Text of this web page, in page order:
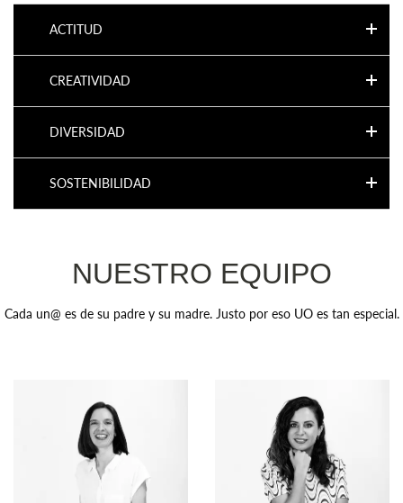
ACTITUD
CREATIVIDAD
DIVERSIDAD
SOSTENIBILIDAD
NUESTRO EQUIPO
Cada un@ es de su padre y su madre. Justo por eso UO es tan especial.